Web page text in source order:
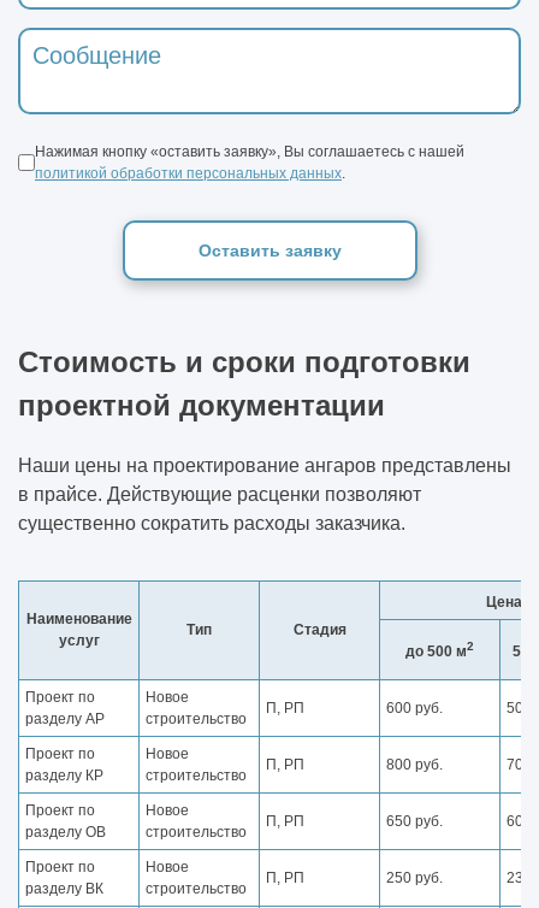
Нажимая кнопку «оставить заявку», Вы соглашаетесь с нашей
политикой обработки персональных данных
Оставить заявку
Стоимость и сроки подготовки
проектной документации
Наши цены на проектирование ангаров представлены
в прайсе. Действующие расценки позволяют
существенно сократить расходы заказчика.
Наименование
услуг
Тип Стадия
Цена
до 500 м2
Проект по
разделу АР
Новое
строительство
П, РП 600 руб. 500
Проект по
разделу КР
Новое
строительство
П, РП 800 руб. 700
Проект по
разделу ОВ
Новое
строительство
П, РП 650 руб. 600
Проект по
разделу ВК
Новое
строительство
П, РП 250 руб. 230